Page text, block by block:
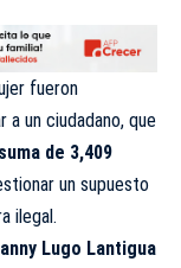
fueron
un ciudadano, que
de 3,409
un supuesto
ilegal.
Lugo Lantigua